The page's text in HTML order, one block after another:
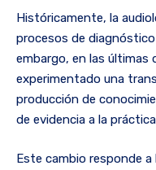
Históricamente, la
procesos de
embargo, en las últimas
experimentado una
producción de
de evidencia a la
Este cambio responde